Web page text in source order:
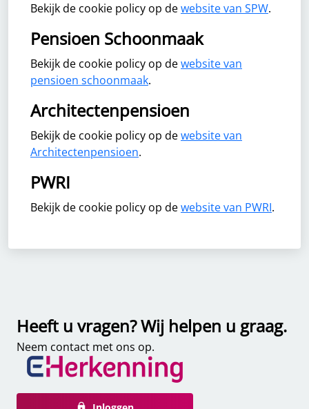
Bekijk de cookie policy op dewebsite van SPW.
Pensioen Schoonmaak
Bekijk de cookie policy op dewebsite van
pensioen schoonmaak.
Architectenpensioen
Bekijk de cookie policy op dewebsite van
Architectenpensioen.
PWRI
Bekijk de cookie policy op dewebsite van PWRI.
Heeft u vragen? Wij helpen u graag.
Neem contact met ons op.